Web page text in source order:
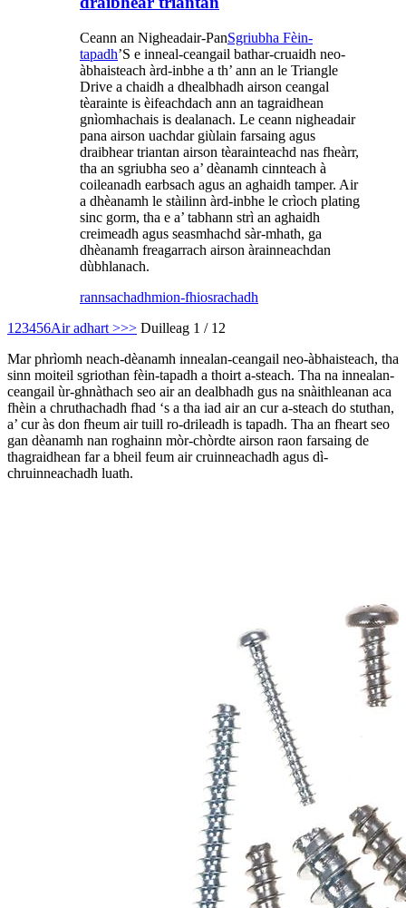
Ceann an Nigheadair-PanSgriubha Fèin-
tapadh’S e inneal-ceangail bathar-cruaidh neo-
àbhaisteach àrd-inbhe a th’ ann an le Triangle
Drive a chaidh a dhealbhadh airson ceangal
tèarainte is èifeachdach ann an tagraidhean
gnìomhachais is dealanach. Le ceann nigheadair
pana airson uachdar giùlain farsaing agus
draibhear triantan airson tèarainteachd nas fheàrr,
tha an sgriubha seo a’ dèanamh cinnteach à
coileanadh earbsach agus an aghaidh tamper. Air
a dhèanamh le stàilinn àrd-inbhe le crìoch plating
sinc gorm, tha e a’ tabhann strì an aghaidh
creimeadh agus seasmhachd sàr-mhath, ga
dhèanamh freagarrach airson àrainneachdan
dùbhlanach.
rannsachadhmion-fhiosrachadh
1 23456Air adhart >>> Duilleag 1 / 12
Mar phrìomh neach-dèanamh innealan-ceangail neo-àbhaisteach, tha
sinn moiteil sgriothan fèin-tapadh a thoirt a-steach. Tha na innealan-
ceangail ùr-ghnàthach seo air an dealbhadh gus na snàithleanan aca
fhèin a chruthachadh fhad ‘s a tha iad air an cur a-steach do stuthan,
a’ cur às don fheum air tuill ro-drileadh is tapadh. Tha an fheart seo
gan dèanamh nan roghainn mòr-chòrdte airson raon farsaing de
thagraidhean far a bheil feum air cruinneachadh agus dì-
chruinneachadh luath.